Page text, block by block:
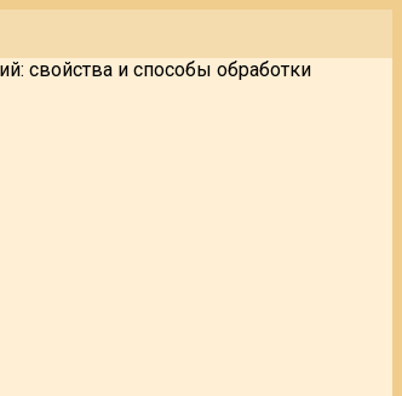
свойства и способы обработки